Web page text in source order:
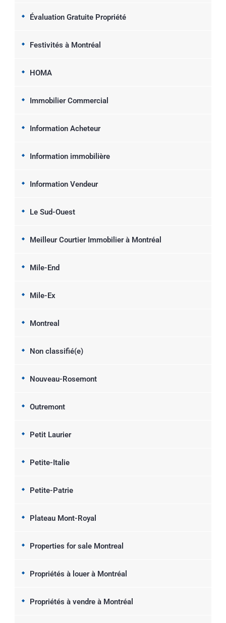
Évaluation Gratuite Propriété
Festivités à Montréal
HOMA
Immobilier Commercial
Information Acheteur
Information immobilière
Information Vendeur
Le Sud-Ouest
Meilleur Courtier Immobilier à Montréal
Mile-End
Mile-Ex
Montreal
Non classifié(e)
Nouveau-Rosemont
Outremont
Petit Laurier
Petite-Italie
Petite-Patrie
Plateau Mont-Royal
Properties for sale Montreal
Propriétés à louer à Montréal
Propriétés à vendre à Montréal